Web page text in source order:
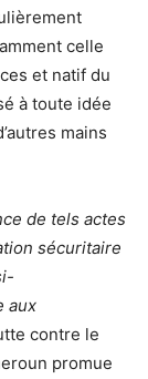
celle
et natif du
à toute idée
mains
de tels actes
sécuritaire
aux
contre le
promue